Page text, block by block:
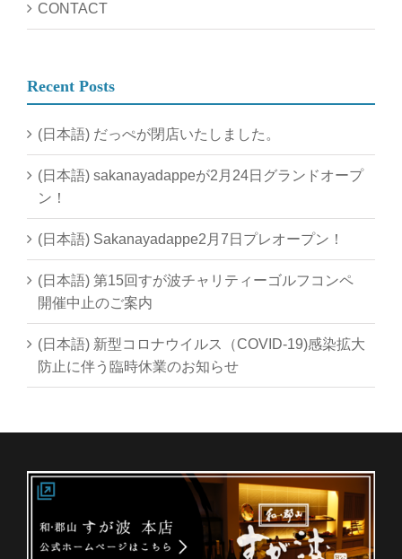
CONTACT
Recent Posts
(日本語) だっぺが閉店いたしました。
(日本語) sakanayadappeが2月24日グランドオープ
ン！
(日本語) Sakanayadappe2月7日プレオープン！
(日本語) 第15回すが波チャリティーゴルフコンペ
開催中止のご案内
(日本語) 新型コロナウイルス（COVID-19)感染拡大
防止に伴う臨時休業のお知らせ